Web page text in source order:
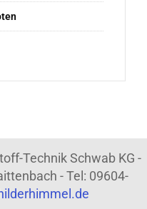
Technik Schwab KG -
- Tel: 09604-